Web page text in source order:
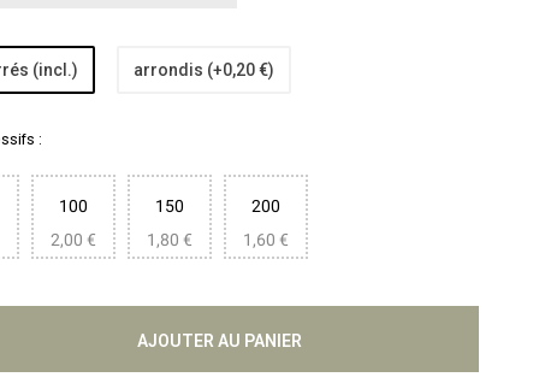
(incl.) arrondis (+0,20 €)
:
100
2,00 €
150
1,80 €
200
1,60 €
AJOUTER AU PANIER